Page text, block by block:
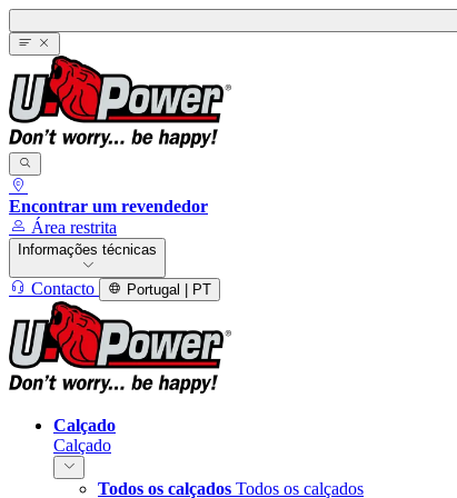
Encontrar um revendedor
Área restrita
Informações técnicas
Contacto Portugal | PT
Calçado
Calçado
Todos os calçados Todos os calçados